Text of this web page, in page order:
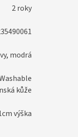
2 roky
modrá
kůže
výška